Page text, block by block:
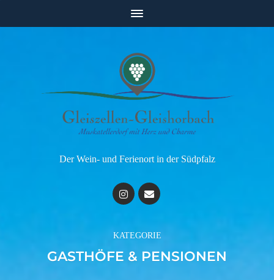
Der Wein- und Ferienort in der Südpfalz
KATEGORIE
GASTHÖFE & PENSIONEN